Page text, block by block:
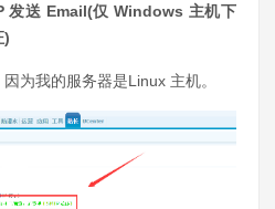
发送 Email(仅 Windows 主机下
)
为我的服务器是Linux 主机。